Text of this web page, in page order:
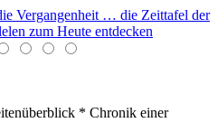
Vergangenheit … die Zeittafel der
zum Heute entdecken
* Chronik einer